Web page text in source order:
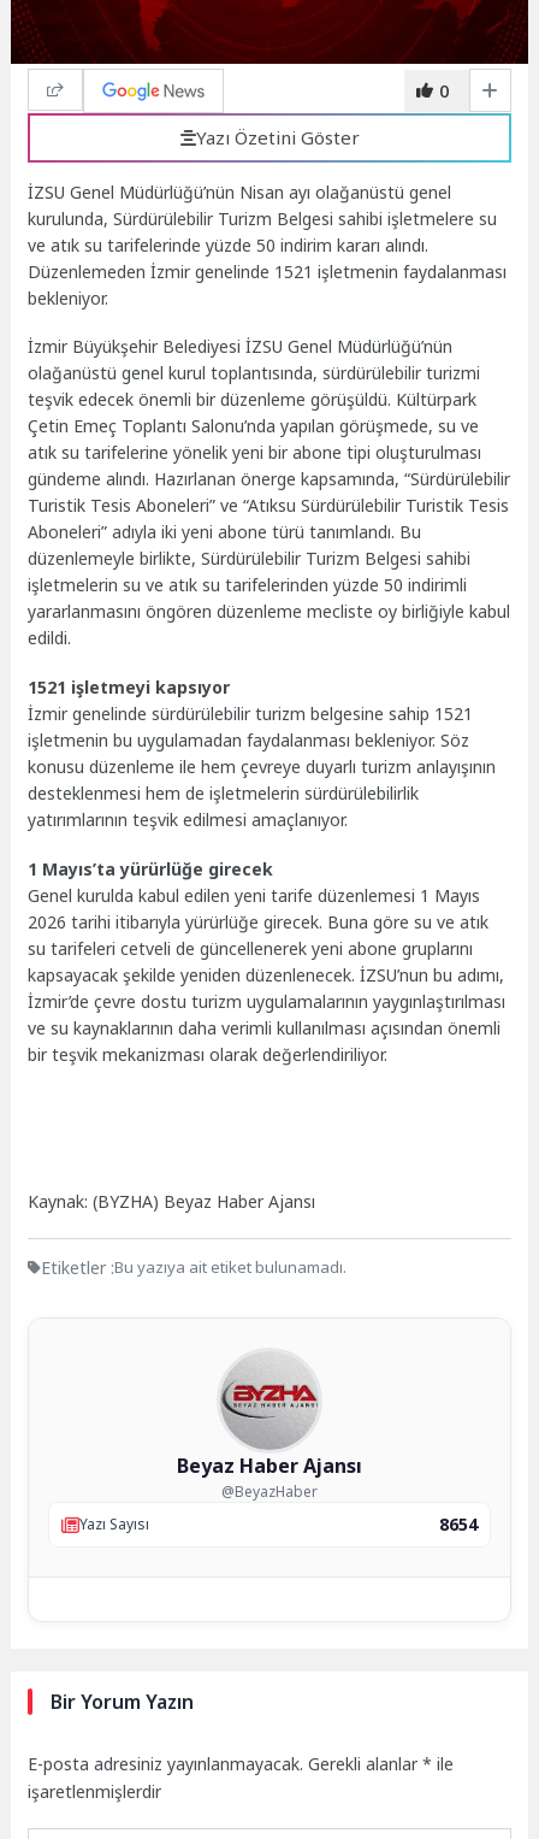
0
Yazı Özetini Göster
İZSU Genel Müdürlüğü’nün Nisan ayı olağanüstü genel
kurulunda, Sürdürülebilir Turizm Belgesi sahibi işletmelere su
ve atık su tarifelerinde yüzde 50 indirim kararı alındı.
Düzenlemeden İzmir genelinde 1521 işletmenin faydalanması
bekleniyor.
İzmir Büyükşehir Belediyesi İZSU Genel Müdürlüğü’nün
olağanüstü genel kurul toplantısında, sürdürülebilir turizmi
teşvik edecek önemli bir düzenleme görüşüldü. Kültürpark
Çetin Emeç Toplantı Salonu’nda yapılan görüşmede, su ve
atık su tarifelerine yönelik yeni bir abone tipi oluşturulması
gündeme alındı. Hazırlanan önerge kapsamında, “Sürdürülebilir
Turistik Tesis Aboneleri” ve “Atıksu Sürdürülebilir Turistik Tesis
Aboneleri” adıyla iki yeni abone türü tanımlandı. Bu
düzenlemeyle birlikte, Sürdürülebilir Turizm Belgesi sahibi
işletmelerin su ve atık su tarifelerinden yüzde 50 indirimli
yararlanmasını öngören düzenleme mecliste oy birliğiyle kabul
edildi.
1521 işletmeyi kapsıyor
İzmir genelinde sürdürülebilir turizm belgesine sahip 1521
işletmenin bu uygulamadan faydalanması bekleniyor. Söz
konusu düzenleme ile hem çevreye duyarlı turizm anlayışının
desteklenmesi hem de işletmelerin sürdürülebilirlik
yatırımlarının teşvik edilmesi amaçlanıyor.
1 Mayıs’ta yürürlüğe girecek
Genel kurulda kabul edilen yeni tarife düzenlemesi 1 Mayıs
2026 tarihi itibarıyla yürürlüğe girecek. Buna göre su ve atık
su tarifeleri cetveli de güncellenerek yeni abone gruplarını
kapsayacak şekilde yeniden düzenlenecek. İZSU’nun bu adımı,
İzmir’de çevre dostu turizm uygulamalarının yaygınlaştırılması
ve su kaynaklarının daha verimli kullanılması açısından önemli
bir teşvik mekanizması olarak değerlendiriliyor.
Kaynak: (BYZHA) Beyaz Haber Ajansı
Etiketler :Bu yazıya ait etiket bulunamadı.
Beyaz Haber Ajansı
@BeyazHaber
Yazı Sayısı
8654
Bir Yorum Yazın
E-posta adresiniz yayınlanmayacak. Gerekli alanlar* ile
işaretlenmişlerdir